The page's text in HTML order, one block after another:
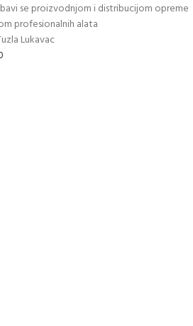
bavi se proizvodnjom i distribucijom opreme
profesionalnih alata
Lukavac